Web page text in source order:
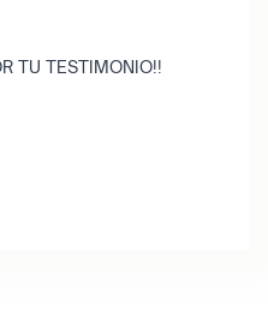
TU TESTIMONIO!!